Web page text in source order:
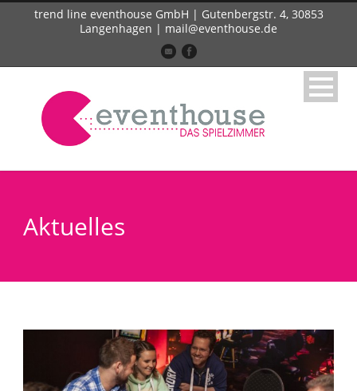
trend line eventhouse GmbH | Gutenbergstr. 4, 30853
Langenhagen | mail@eventhouse.de
Aktuelles